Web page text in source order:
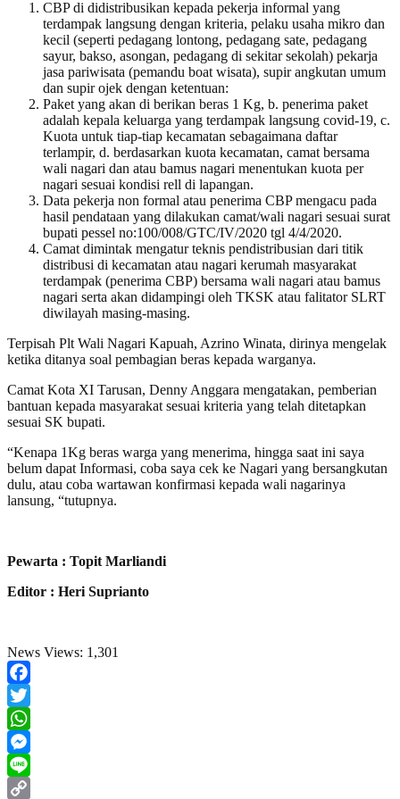
CBP di didistribusikan kepada pekerja informal yang
terdampak langsung dengan kriteria, pelaku usaha mikro dan
kecil (seperti pedagang lontong, pedagang sate, pedagang
sayur, bakso, asongan, pedagang di sekitar sekolah) pekarja
jasa pariwisata (pemandu boat wisata), supir angkutan umum
dan supir ojek dengan ketentuan:
Paket yang akan di berikan beras 1 Kg, b. penerima paket
adalah kepala keluarga yang terdampak langsung covid-19, c.
Kuota untuk tiap-tiap kecamatan sebagaimana daftar
terlampir, d. berdasarkan kuota kecamatan, camat bersama
wali nagari dan atau bamus nagari menentukan kuota per
nagari sesuai kondisi rell di lapangan.
Data pekerja non formal atau penerima CBP mengacu pada
hasil pendataan yang dilakukan camat/wali nagari sesuai surat
bupati pessel no:100/008/GTC/IV/2020 tgl 4/4/2020.
Camat dimintak mengatur teknis pendistribusian dari titik
distribusi di kecamatan atau nagari kerumah masyarakat
terdampak (penerima CBP) bersama wali nagari atau bamus
nagari serta akan didampingi oleh TKSK atau falitator SLRT
diwilayah masing-masing.
Terpisah Plt Wali Nagari Kapuah, Azrino Winata, dirinya mengelak
ketika ditanya soal pembagian beras kepada warganya.
Camat Kota XI Tarusan, Denny Anggara mengatakan, pemberian
bantuan kepada masyarakat sesuai kriteria yang telah ditetapkan
sesuai SK bupati.
“Kenapa 1Kg beras warga yang menerima, hingga saat ini saya
belum dapat Informasi, coba saya cek ke Nagari yang bersangkutan
dulu, atau coba wartawan konfirmasi kepada wali nagarinya
lansung, “tutupnya.
Pewarta : Topit Marliandi
Editor : Heri Suprianto
News Views: 1,301
Facebook
Twitter
WhatsApp
Messenger
Line